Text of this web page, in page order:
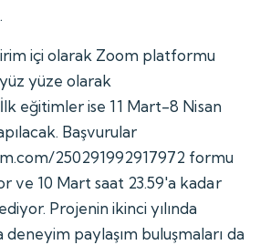
içi olarak Zoom platformu
yüze olarak
eğitimler ise 11 Mart-8 Nisan
Başvurular
250291992917972 formu
ve 10 Mart saat 23.59'a kadar
Projenin ikinci yılında
deneyim paylaşım buluşmaları da